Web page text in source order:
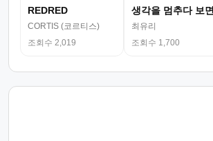
REDRED
CORTIS (코르티스)
조회수 2,019
생각을 멈추다 보면
최유리
조회수 1,700